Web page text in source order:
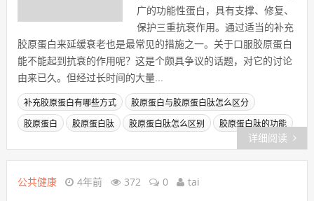
广的功能性蛋白，具有支撑、修复、
保护三重抗衰作用。通过适当的补充
胶原蛋白来延缓衰老也是最常见的措施之一。关于口服胶原蛋白
能不能起到抗衰的作用呢？这是个颇具争议的话题，对它的讨论
由来已久。但经过长时间的大量...
补充胶原蛋白有哪些方式 胶原蛋白与胶原蛋白肽怎么区分
胶原蛋白 胶原蛋白肽 胶原蛋白肽怎么区别 胶原蛋白肽的功能
详细阅读
公共健康 4年前 372 0 tai